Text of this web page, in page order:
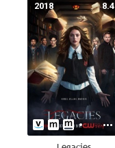
8.4
2018